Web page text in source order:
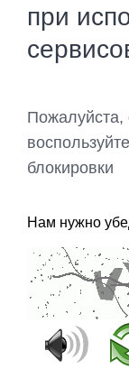
при
Пожалуйста,
блокировки
Нам нужно